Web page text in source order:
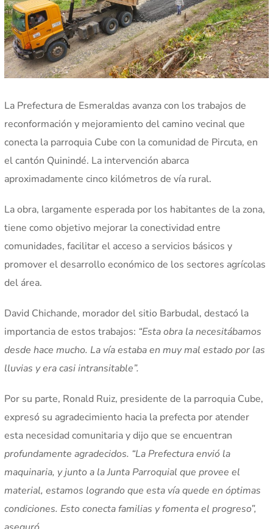
La Prefectura de Esmeraldas avanza con los trabajos de
reconformación y mejoramiento del camino vecinal que
conecta la parroquia Cube con la comunidad de Pircuta, en
el cantón Quinindé. La intervención abarca
aproximadamente cinco kilómetros de vía rural.
La obra, largamente esperada por los habitantes de la zona,
tiene como objetivo mejorar la conectividad entre
comunidades, facilitar el acceso a servicios básicos y
promover el desarrollo económico de los sectores agrícolas
del área.
David Chichande, morador del sitio Barbudal, destacó la
importancia de estos trabajos: “Esta obra la necesitábamos
desde hace mucho. La vía estaba en muy mal estado por las
lluvias y era casi intransitable”.
Por su parte, Ronald Ruiz, presidente de la parroquia Cube,
expresó su agradecimiento hacia la prefecta por atender
esta necesidad comunitaria y dijo que se encuentran
profundamente agradecidos. “La Prefectura envió la
maquinaria, y junto a la Junta Parroquial que provee el
material, estamos logrando que esta vía quede en óptimas
condiciones. Esto conecta familias y fomenta el progreso”,